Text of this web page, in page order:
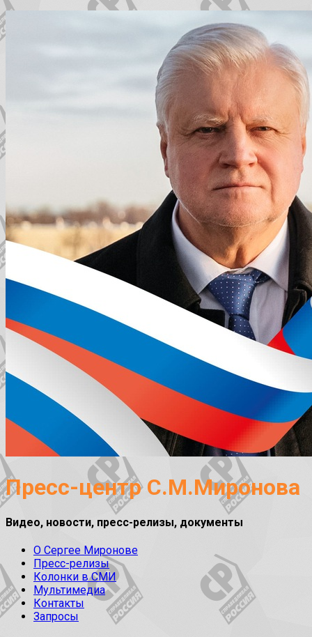
Пресс-центр С.М.Миронова
Видео, новости, пресс-релизы, документы
О Сергее Миронове
Пресс-релизы
Колонки в СМИ
Мультимедиа
Контакты
Запросы